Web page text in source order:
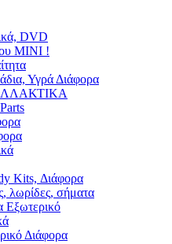
DVD
MINI !
Υγρά Διάφορα
Kits, Διάφορα
λωρίδες, σήματα
Εξωτερικό
Διάφορα